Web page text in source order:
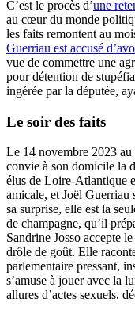
C’est le procès d’une
au cœur du monde
les faits remontent au
Guerriau est accusé
vue de commettre une
pour détention de
ingérée par la députée,
Le soir des faits
Le 14 novembre 2023 au
convie à son domicile la
élus de Loire-Atlantique
amicale, et Joël Guerriau
sa surprise, elle est la
de champagne, qu’il
Sandrine Josso accepte
drôle de goût. Elle
parlementaire pressant,
s’amuse à jouer avec la
allures d’actes sexuels,